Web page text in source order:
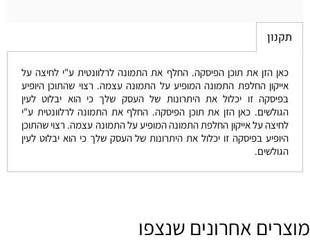
תקנון
כאן הזן את תוכן הפיסקה. החלף את התמונה לרלוונטית ע"י לחיצה על
אייקון החלפת התמונה המופיע על התמונה עצמה. רצוי שהתוכן היופיע
בפיסקה זו יכלול את היתרונות של העסק שלך כי הוא יבלוט לעין
הגולשים. כאן הזן את תוכן הפיסקה. החלף את התמונה לרלוונטית ע"י
לחיצה על אייקון החלפת התמונה המופיע על התמונה עצמה. רצוי שהתוכן
היופיע בפיסקה זו יכלול את היתרונות של העסק שלך כי הוא יבלוט לעין
הגולשים.
מוצרים אחרונים שנצפו